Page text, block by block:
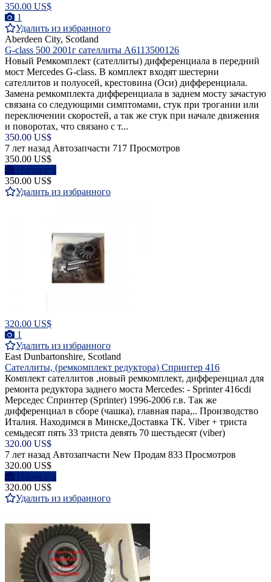
350.00 US$
1
Удалить из избранного
Aberdeen City, Scotland
G-class 500 2001г сателлиты A6113500126
Новый Ремкомплект (сателлиты) дифференциала в передний
мост Mercedes G-class. В комплект входят шестерни
сателлитов и полуосей, крестовина (Оси) дифференциала.
Замена ремкомплекта дифференциала в заднем мосту зачастую
связана со следующими симптомами, стук при трогании или
переключении скоростей, а так же стук при начале движения
и поворотах, что связано с т...
350.00 US$
7 лет назад Автозапчасти 717 Просмотров
350.00 US$
Написать
350.00 US$
Удалить из избранного
320.00 US$
1
Удалить из избранного
East Dunbartonshire, Scotland
Сателлиты, (ремкомплект редуктора) Спринтер 416
Комплект сателлитов ,новый ремкомплект, дифференциал для
ремонта редуктора заднего моста Mercedes: - Sprinter 416cdi
Мерседес Спринтер (Sprinter) 1996-2006 г.в. Так же
дифференциал в сборе (чашка), главная пара,.. Производство
Италия. Находимся в Минске,Доставка ТК. Viber + триста
семьдесят пять 33 триста девять 70 шестьдесят (viber)
320.00 US$
7 лет назад Автозапчасти New Продам 833 Просмотров
320.00 US$
Написать
320.00 US$
Удалить из избранного